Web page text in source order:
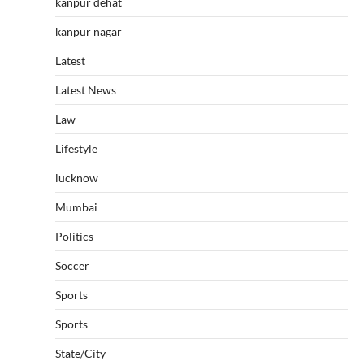
kanpur nagar
Latest
Latest News
Law
Lifestyle
lucknow
Mumbai
Politics
Soccer
Sports
Sports
State/City